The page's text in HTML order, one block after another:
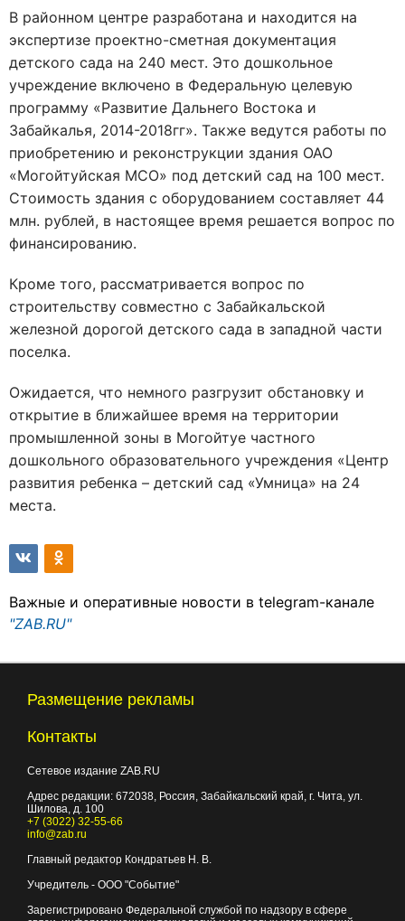
В районном центре разработана и находится на
экспертизе проектно-сметная документация
детского сада на 240 мест. Это дошкольное
учреждение включено в Федеральную целевую
программу «Развитие Дальнего Востока и
Забайкалья, 2014-2018гг». Также ведутся работы по
приобретению и реконструкции здания ОАО
«Могойтуйская МСО» под детский сад на 100 мест.
Стоимость здания с оборудованием составляет 44
млн. рублей, в настоящее время решается вопрос по
финансированию.
Кроме того, рассматривается вопрос по
строительству совместно с Забайкальской
железной дорогой детского сада в западной части
поселка.
Ожидается, что немного разгрузит обстановку и
открытие в ближайшее время на территории
промышленной зоны в Могойтуе частного
дошкольного образовательного учреждения «Центр
развития ребенка – детский сад «Умница» на 24
места.
Важные и оперативные новости в telegram-канале
"ZAB.RU"
Размещение рекламы
Контакты
Сетевое издание ZAB.RU
Адрес редакции: 672038, Россия, Забайкальский край, г. Чита, ул.
Шилова, д. 100
+7 (3022) 32-55-66
info@zab.ru
Главный редактор Кондратьев Н. В.
Учредитель - ООО "Событие"
Зарегистрировано Федеральной службой по надзору в сфере